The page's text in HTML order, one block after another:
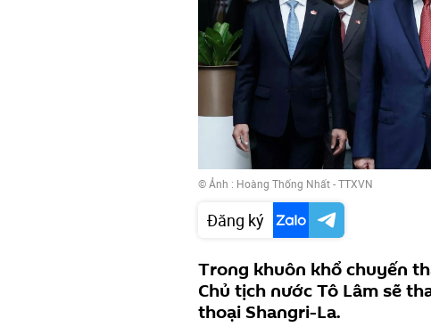
© Ảnh : Hoàng Thống Nhất - TTXVN
Đăng ký
Trong khuôn khổ chuyến
Chủ tịch nước Tô Lâm sẽ
thoại Shangri-La.